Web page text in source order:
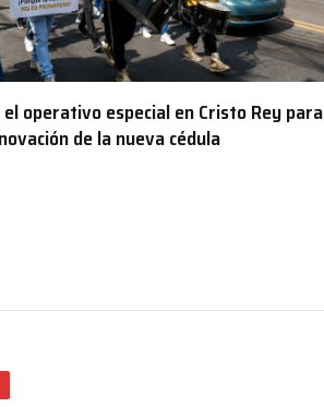
el operativo especial en Cristo Rey para
de la nueva cédula